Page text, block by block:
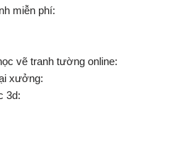
miễn phí:
vẽ tranh tường online:
xưởng:
3d: